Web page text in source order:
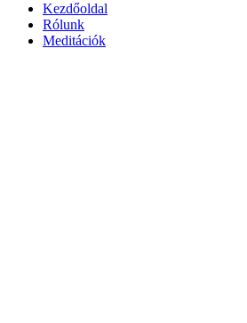
Kezdőoldal
Rólunk
Meditációk